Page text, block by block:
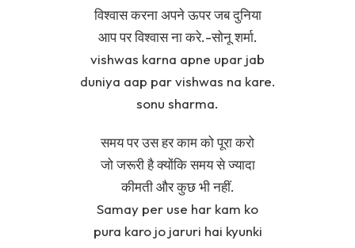
विश्वास करना अपने ऊपर जब दुनिया
आप पर विश्वास ना करे.-सोनू शर्मा.
vishwas karna apne upar jab
duniya aap par vishwas na kare.
sonu sharma.
समय पर उस हर काम को पूरा करो
जो जरूरी है क्योंकि समय से ज्यादा
कीमती और कुछ भी नहीं.
Samay per use har kam ko
pura karo jo jaruri hai kyunki